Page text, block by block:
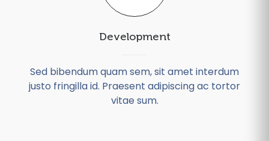
Development
Sed bibendum quam sem, sit amet interdum
justo fringilla id. Praesent adipiscing ac tortor
vitae sum.